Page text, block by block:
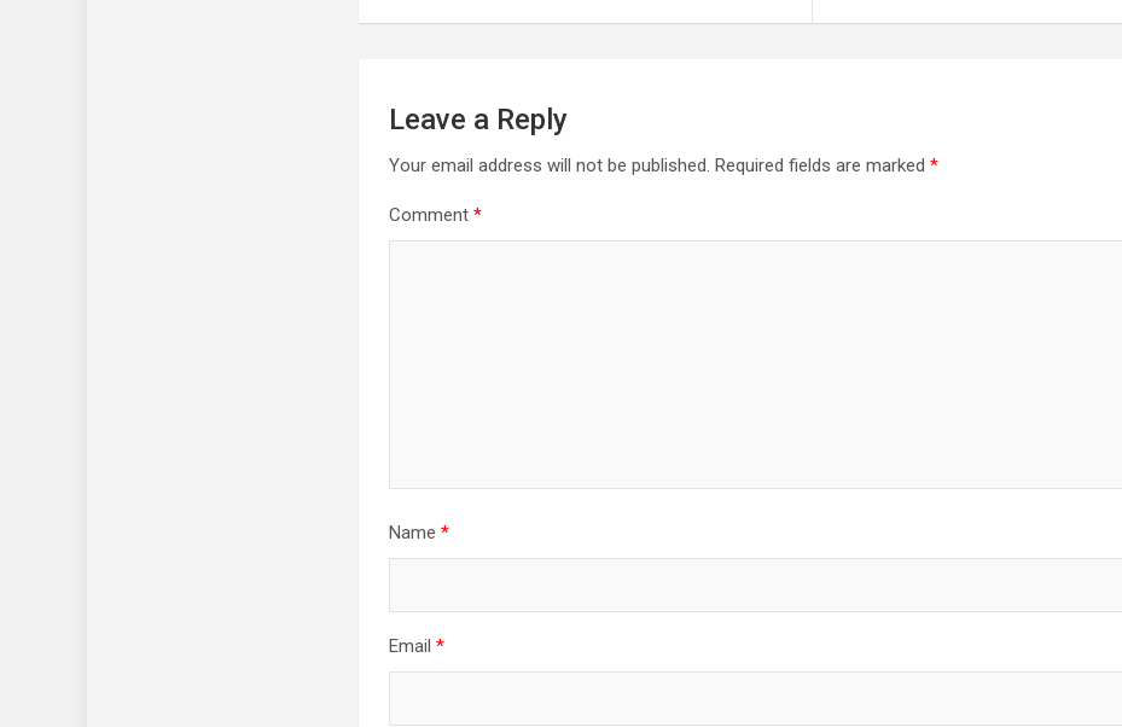
Leave a Reply
Your email address will not be published. Required fields are marked *
Comment *
Name *
Email *